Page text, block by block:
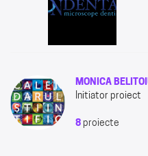
MONICA
Initiator proiect
8 proiecte